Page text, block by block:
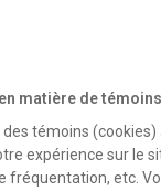
matière de témoins
des témoins
expérience sur le
fréquentation, etc.